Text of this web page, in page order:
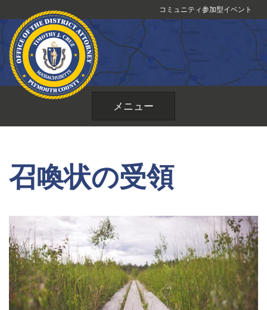
ン
テ
ツ
コミュニティ参加型イベント
メニュー
召喚状の受領